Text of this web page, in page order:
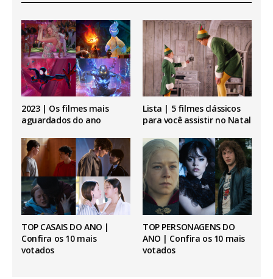
2023 | Os filmes mais
aguardados do ano
Lista | 5 filmes clássicos
para você assistir no Natal
TOP CASAIS DO ANO |
Confira os 10 mais
votados
TOP PERSONAGENS DO
ANO | Confira os 10 mais
votados